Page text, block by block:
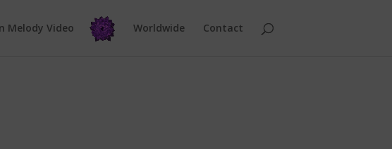
Melody Video Worldwide Contact